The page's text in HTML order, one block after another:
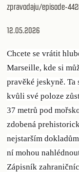
zpravodaju/episode-
12.05.2026
Chcete se vrátit
Marseille, kde si
pravěké jeskyně. Ta
kvůli své poloze
37 metrů pod
zdobená
nejstarším
ní mohou
Zápisník